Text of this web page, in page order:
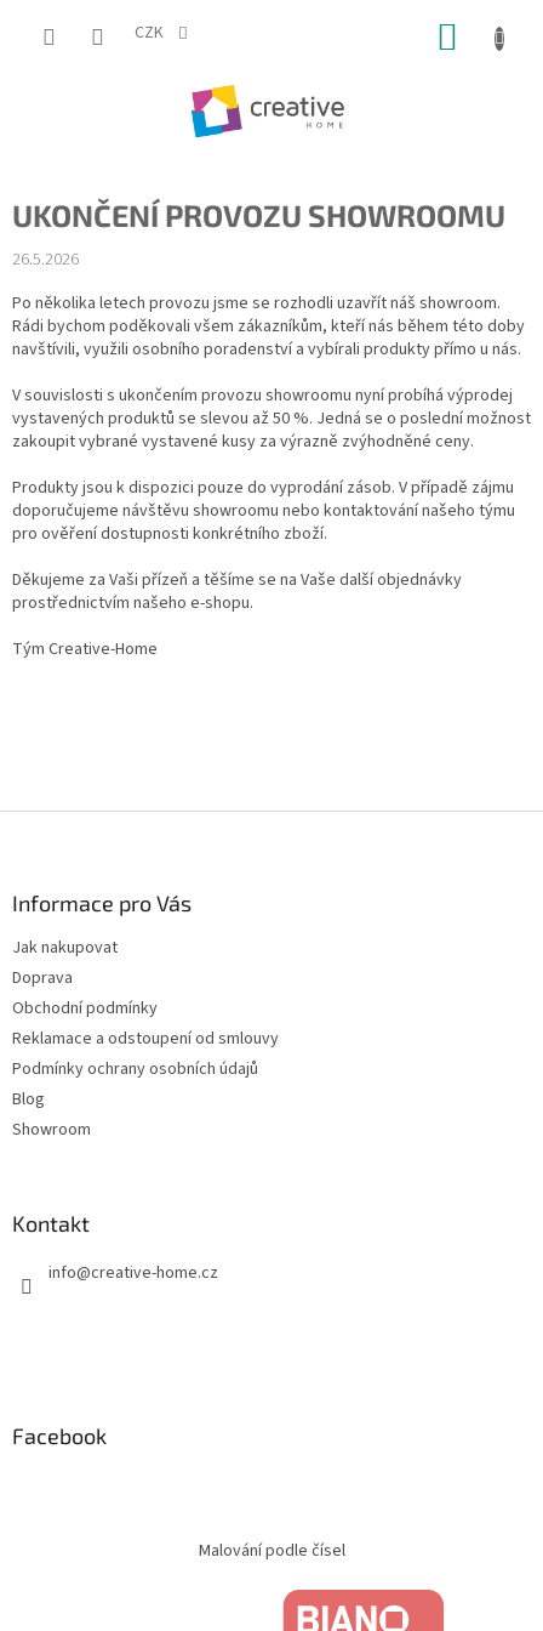
CZK
UKONČENÍ PROVOZU SHOWROOMU
26.5.2026
Po několika letech provozu jsme se rozhodli uzavřít náš showroom.
Rádi bychom poděkovali všem zákazníkům, kteří nás během této doby
navštívili, využili osobního poradenství a vybírali produkty přímo u nás.
V souvislosti s ukončením provozu showroomu nyní probíhá výprodej
vystavených produktů se slevou až 50 %. Jedná se o poslední možnost
zakoupit vybrané vystavené kusy za výrazně zvýhodněné ceny.
Produkty jsou k dispozici pouze do vyprodání zásob. V případě zájmu
doporučujeme návštěvu showroomu nebo kontaktování našeho týmu
pro ověření dostupnosti konkrétního zboží.
Děkujeme za Vaši přízeň a těšíme se na Vaše další objednávky
prostřednictvím našeho e-shopu.
Tým Creative-Home
Informace pro Vás
Jak nakupovat
Doprava
Obchodní podmínky
Reklamace a odstoupení od smlouvy
Podmínky ochrany osobních údajů
Blog
Showroom
Kontakt
info@creative-home.cz
Facebook
Malování podle čísel